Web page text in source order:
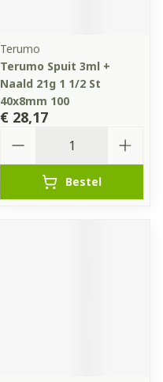
Terumo
Terumo Spuit 3ml +
Naald 21g 1 1/2 St
40x8mm 100
€ 28,17
Bestel